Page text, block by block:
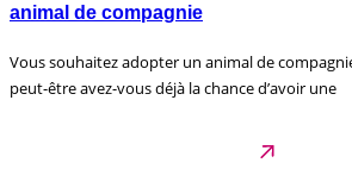
animal de compagnie
Vous souhaitez adopter un animal de
peut-être avez-vous déjà la chance d’avoir une